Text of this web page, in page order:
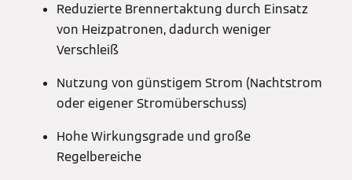
Reduzierte Brennertaktung durch Einsatz
von Heizpatronen, dadurch weniger
Verschleiß
Nutzung von günstigem Strom (Nachtstrom
oder eigener Stromüberschuss)
Hohe Wirkungsgrade und große
Regelbereiche